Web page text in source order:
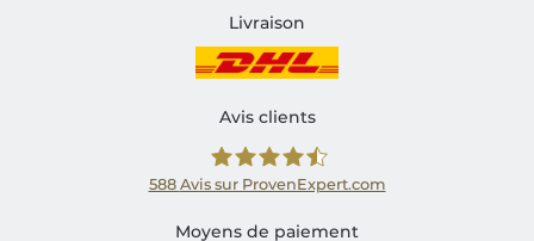
Livraison
Avis clients
Shirtinator FR
588 Avis sur ProvenExpert.com
Moyens de paiement